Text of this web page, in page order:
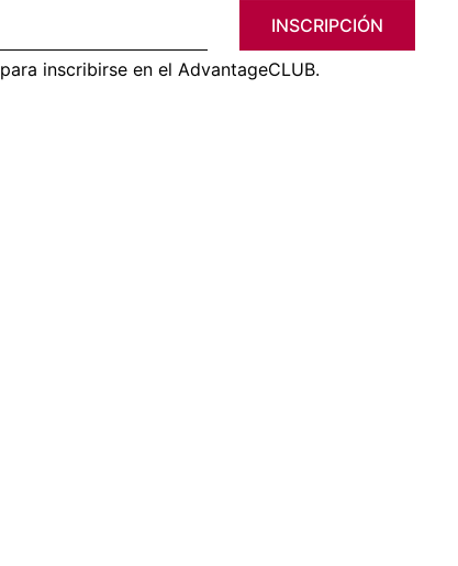
INSCRIPCIÓN
para inscribirse en el AdvantageCLUB.